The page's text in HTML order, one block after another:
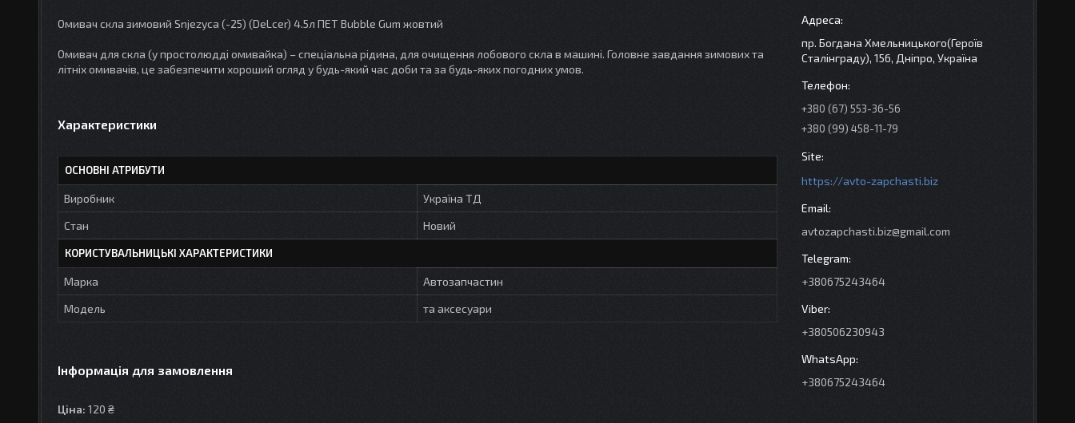
Омивач скла зимовий Snjezyca (-25) (DeLcer) 4.5л ПЕТ Bubble Gum жовтий
Омивач для скла (у простолюдді омивайка) – спеціальна рідина, для очищення лобового скла в машині. Головне завдання зимових та
літніх омивачів, це забезпечити хороший огляд у будь-який час доби та за будь-яких погодних умов.
Характеристики
ОСНОВНІ АТРИБУТИ
Виробник
Україна ТД
Стан
Новий
КОРИСТУВАЛЬНИЦЬКІ ХАРАКТЕРИСТИКИ
Марка
Автозапчастин
Мoдель
та аксесуари
Інформація для замовлення
Ціна: 120 ₴
пр. Богдана Хмельницького(Героїв
Сталінграду), 156, Дніпро, Україна
+380 (67) 553-36-56
+380 (99) 458-11-79
https://avto-zapchasti.biz
avtozapchasti.biz@gmail.com
+380675243464
+380506230943
+380675243464